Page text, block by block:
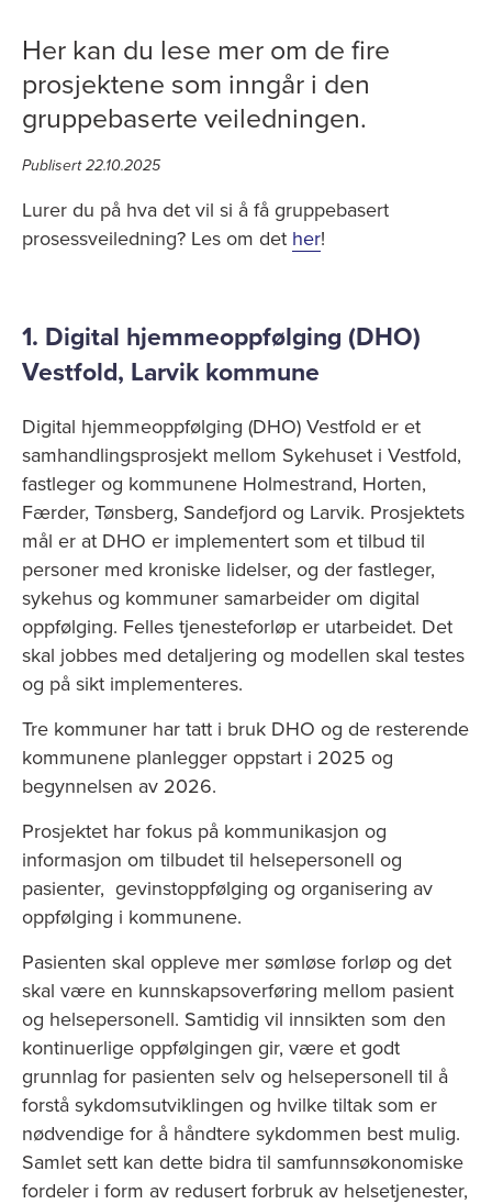
Her kan du lese mer om de fire
prosjektene som inngår i den
gruppebaserte veiledningen.
Publisert 22.10.2025
Lurer du på hva det vil si å få gruppebasert
prosessveiledning? Les om det her!
1. Digital hjemmeoppfølging (DHO)
Vestfold, Larvik kommune
Digital hjemmeoppfølging (DHO) Vestfold er et
samhandlingsprosjekt mellom Sykehuset i Vestfold,
fastleger og kommunene Holmestrand, Horten,
Færder, Tønsberg, Sandefjord og Larvik. Prosjektets
mål er at DHO er implementert som et tilbud til
personer med kroniske lidelser, og der fastleger,
sykehus og kommuner samarbeider om digital
oppfølging. Felles tjenesteforløp er utarbeidet. Det
skal jobbes med detaljering og modellen skal testes
og på sikt implementeres.
Tre kommuner har tatt i bruk DHO og de resterende
kommunene planlegger oppstart i 2025 og
begynnelsen av 2026.
Prosjektet har fokus på kommunikasjon og
informasjon om tilbudet til helsepersonell og
pasienter, gevinstoppfølging og organisering av
oppfølging i kommunene.
Pasienten skal oppleve mer sømløse forløp og det
skal være en kunnskapsoverføring mellom pasient
og helsepersonell. Samtidig vil innsikten som den
kontinuerlige oppfølgingen gir, være et godt
grunnlag for pasienten selv og helsepersonell til å
forstå sykdomsutviklingen og hvilke tiltak som er
nødvendige for å håndtere sykdommen best mulig.
Samlet sett kan dette bidra til samfunnsøkonomiske
fordeler i form av redusert forbruk av helsetjenester,